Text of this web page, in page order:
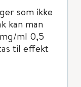
som ikke
kan man
ml 0,5
til effekt